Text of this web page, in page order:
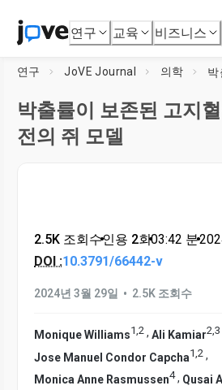
연구 교육 비즈니스
연구 JoVE Journal 의학
박출률이 보존된 고지
전의 쥐 모델
2.5K 조회수•인용 2회•03:42 분•
DOI :10.3791/66442-v
2024년 3월 29일 • 2.5K 조회수
Monique Williams1,2 , Ali Kamiar2,3
Jose Manuel Condor Capcha1 2 ,
Monica Anne Rasmussen4, Qusai